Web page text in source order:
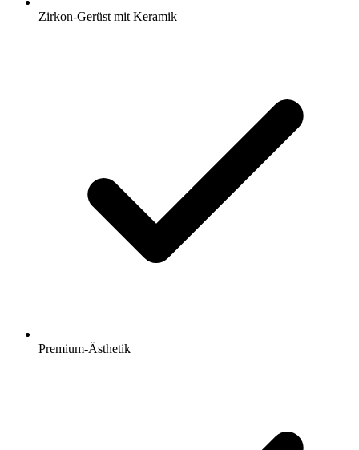
Zirkon-Gerüst mit Keramik
Premium-Ästhetik